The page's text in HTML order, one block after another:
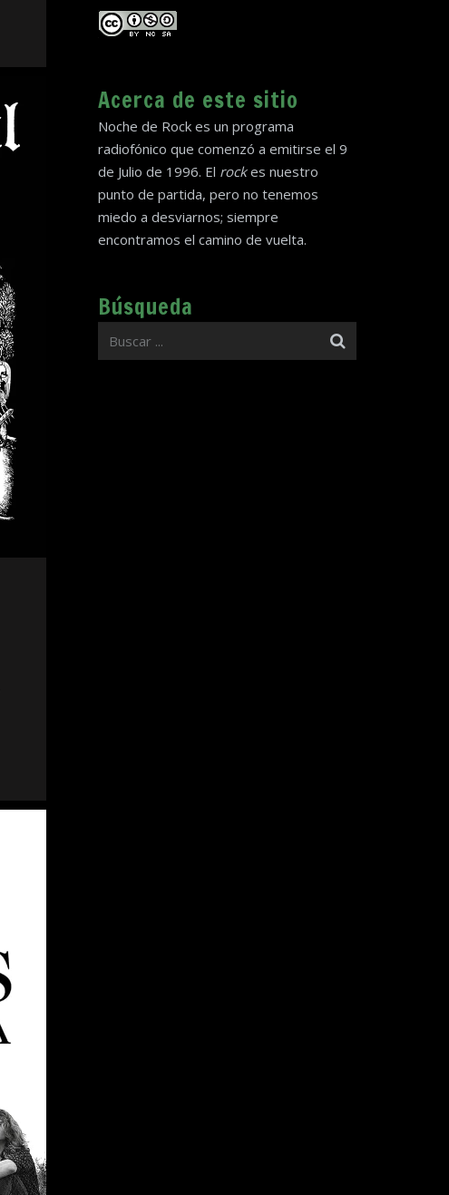
Acerca de este sitio
Noche de Rock es un programa
radiofónico que comenzó a emitirse el 9
de Julio de 1996. El rockes nuestro
punto de partida, pero no tenemos
miedo a desviarnos; siempre
encontramos el camino de vuelta.
Búsqueda